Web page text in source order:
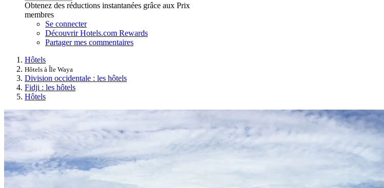
Obtenez des réductions instantanées grâce aux Prix
membres
Se connecter
Découvrir Hotels.com Rewards
Partager mes commentaires
Hôtels
Hôtels à Île Waya
Division occidentale : les hôtels
Fidji : les hôtels
Hôtels